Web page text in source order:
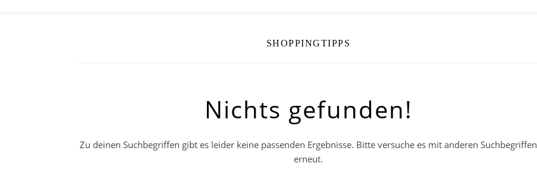
SHOPPINGTIPPS
Nichts gefunden!
Zu deinen Suchbegriffen gibt es leider keine passenden Ergebnisse. Bitte versuche es mit anderen Suchbegriffen
erneut.